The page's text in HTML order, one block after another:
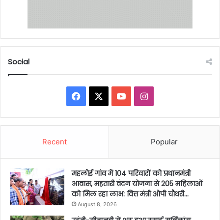
Social
Facebook YouTubeInstagram
Recent Popular
महलोई गांव में 104 परिवारों को प्रधानमंत्री
आवास, महतारी वंदन योजना से 205 महिलाओं
को मिल रहा लाभ: वित्त मंत्री ओपी चौधरी…
August 8, 2026